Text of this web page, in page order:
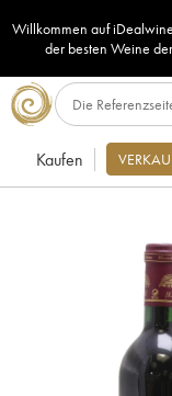
Willkommen auf
der besten Weine
Kaufen